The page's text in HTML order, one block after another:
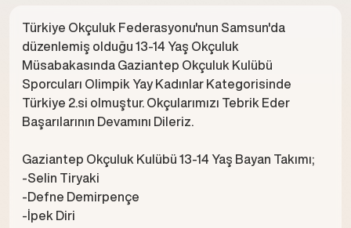
Türkiye Okçuluk Federasyonu'nun Samsun'da
düzenlemiş olduğu 13-14 Yaş Okçuluk
Müsabakasında Gaziantep Okçuluk Kulübü
Sporcuları Olimpik Yay Kadınlar Kategorisinde
Türkiye 2.si olmuştur. Okçularımızı Tebrik Eder
Başarılarının Devamını Dileriz.
Gaziantep Okçuluk Kulübü 13-14 Yaş Bayan Takımı;
-Selin Tiryaki
-Defne Demirpençe
-İpek Diri